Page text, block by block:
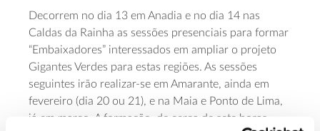
Decorrem no dia 13 em Anadia e no dia 14 nas
Caldas da Rainha as sessões presenciais para formar
“Embaixadores” interessados em ampliar o projeto
Gigantes Verdes para estas regiões. As sessões
seguintes irão realizar-se em Amarante, ainda em
fevereiro (dia 20 ou 21), e na Maia e Ponto de Lima,
já em março. A formação, de cerca de sete horas,